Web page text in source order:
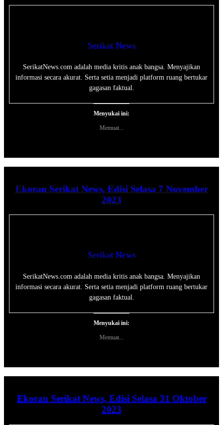
Serikat News
SerikatNews.com adalah media kritis anak bangsa. Menyajikan
informasi secara akurat. Serta setia menjadi platform ruang bertukar
gagasan faktual.
Menyukai ini:
Memuat...
Ekoran Serikat News, Edisi Selasa 7 November
2023
Serikat News
SerikatNews.com adalah media kritis anak bangsa. Menyajikan
informasi secara akurat. Serta setia menjadi platform ruang bertukar
gagasan faktual.
Menyukai ini:
Memuat...
Ekoran Serikat News, Edisi Selasa 31 Oktober
2023